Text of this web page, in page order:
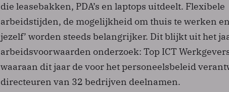
die leasebakken, PDA’s en laptops uitdeelt. Flexibele
arbeidstijden, de mogelijkheid om thuis te werken
jezelf’ worden steeds belangrijker. Dit blijkt uit het
arbeidsvoorwaarden onderzoek: Top ICT
waaraan dit jaar de voor het personeelsbeleid
directeuren van 32 bedrijven deelnamen.